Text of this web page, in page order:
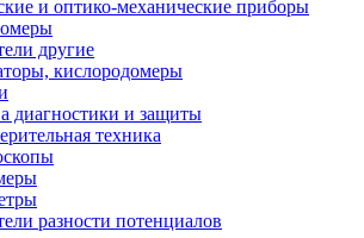
и оптико-механические приборы
другие
кислородомеры
диагностики и защиты
техника
разности потенциалов